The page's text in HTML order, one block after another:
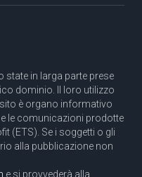
state in larga parte prese
dominio. Il loro utilizzo
è organo informativo
le comunicazioni prodotte
(ETS). Se i soggetti o gli
alla pubblicazione non
e si provvederà alla